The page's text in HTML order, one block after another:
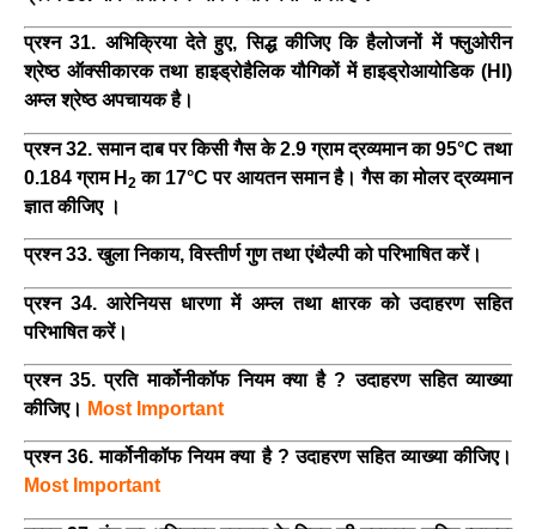
प्रश्न 31. अभिक्रिया देते हुए, सिद्ध कीजिए कि हैलोजनों में फ्लुओरीन
श्रेष्ठ ऑक्सीकारक तथा हाइड्रोहैलिक यौगिकों में हाइड्रोआयोडिक (HI)
अम्ल श्रेष्ठ अपचायक है।
प्रश्न 32. समान दाब पर किसी गैस के 2.9 ग्राम द्रव्यमान का 95°C तथा
0.184 ग्राम H2 का 17°C पर आयतन समान है। गैस का मोलर द्रव्यमान
ज्ञात कीजिए ।
प्रश्न 33. खुला निकाय, विस्तीर्ण गुण तथा एंथैल्पी को परिभाषित करें।
प्रश्न 34. आरेनियस धारणा में अम्ल तथा क्षारक को उदाहरण सहित
परिभाषित करें।
प्रश्न 35. प्रति मार्कोनीकॉफ नियम क्या है ? उदाहरण सहित व्याख्या
कीजिए। Most Important
प्रश्न 36. मार्कोनीकॉफ नियम क्या है ? उदाहरण सहित व्याख्या कीजिए।
Most Important